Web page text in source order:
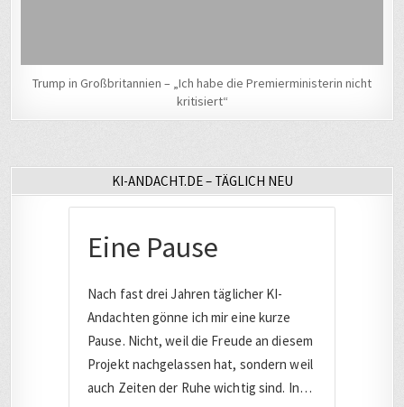
Trump in Großbritannien – „Ich habe die Premierministerin nicht
kritisiert“
KI-ANDACHT.DE – TÄGLICH NEU